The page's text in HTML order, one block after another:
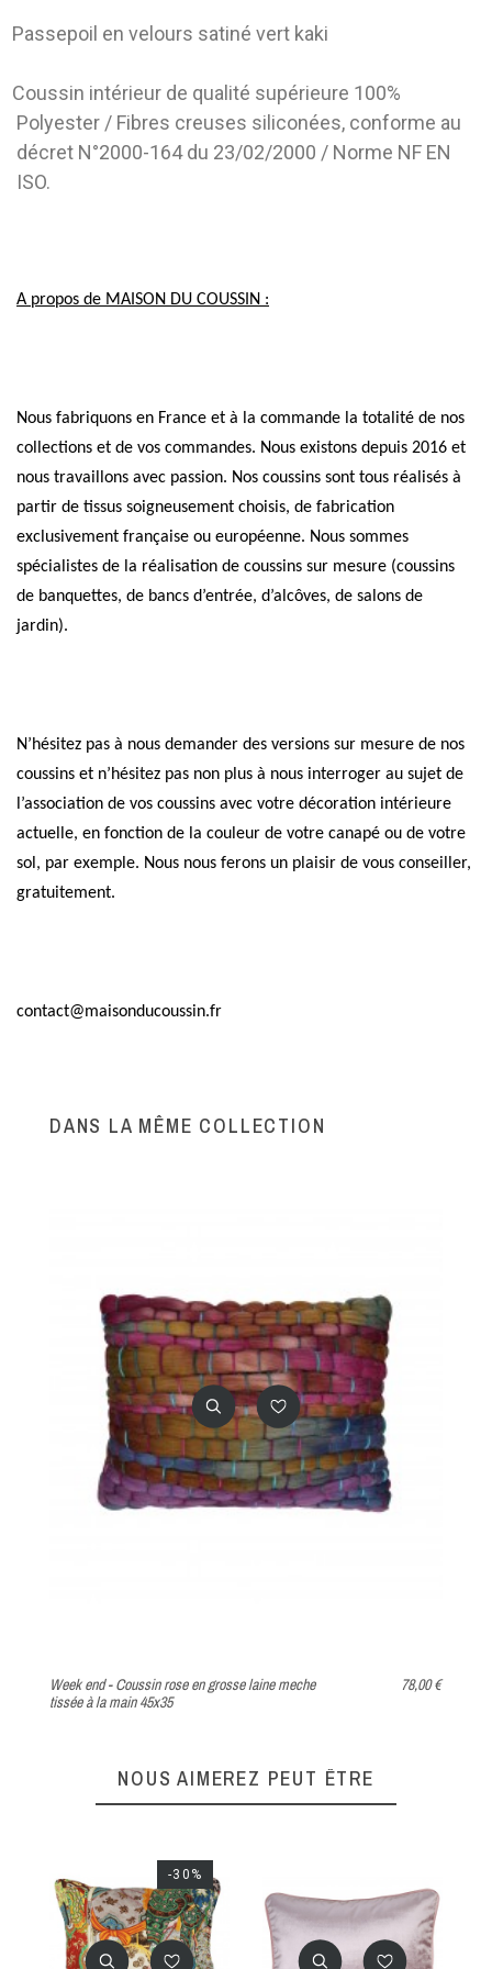
Passepoil en velours satiné vert kaki
Coussin intérieur de qualité supérieure 100%
Polyester / Fibres creuses siliconées, conforme au
décret N°2000-164 du 23/02/2000 / Norme NF EN
ISO.
A propos de MAISON DU COUSSIN :
Nous fabriquons en France et à la commande la totalité de nos
collections et de vos commandes. Nous existons depuis 2016 et
nous travaillons avec passion. Nos coussins sont tous réalisés à
partir de tissus soigneusement choisis, de fabrication
exclusivement française ou européenne. Nous sommes
spécialistes de la réalisation de coussins sur mesure (coussins
de banquettes, de bancs d’entrée, d’alcôves, de salons de
jardin).
N’hésitez pas à nous demander des versions sur mesure de nos
coussins et n’hésitez pas non plus à nous interroger au sujet de
l’association de vos coussins avec votre décoration intérieure
actuelle, en fonction de la couleur de votre canapé ou de votre
sol, par exemple. Nous nous ferons un plaisir de vous conseiller,
gratuitement.
contact@maisonducoussin.fr
DANS LA MÊME COLLECTION
Week end - Coussin rose en grosse laine meche
tissée à la main 45x35
78,00 €
NOUS AIMEREZ PEUT ÊTRE